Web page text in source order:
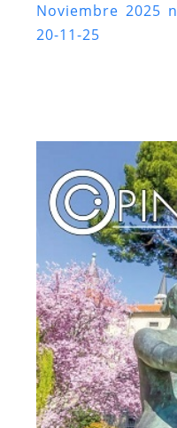
Noviembre 2025
20-11-25